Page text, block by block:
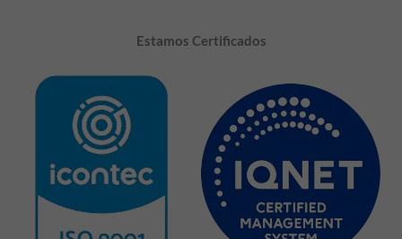
Estamos Certificados